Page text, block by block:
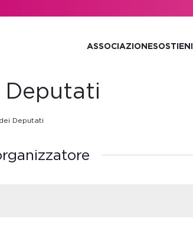
ASSOCIAZIONE
Deputati
Deputati